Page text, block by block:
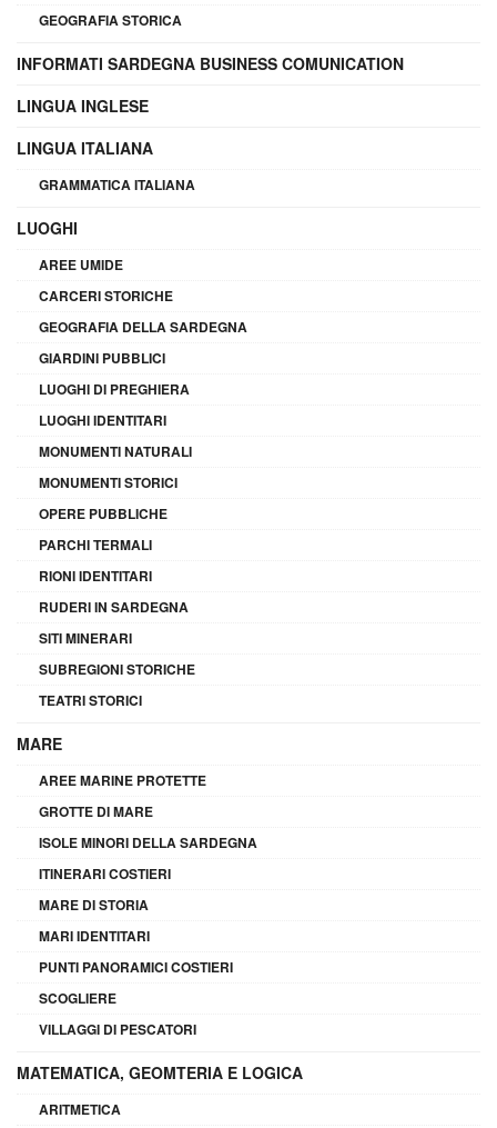
GEOGRAFIA STORICA
INFORMATI SARDEGNA BUSINESS COMUNICATION
LINGUA INGLESE
LINGUA ITALIANA
GRAMMATICA ITALIANA
LUOGHI
AREE UMIDE
CARCERI STORICHE
GEOGRAFIA DELLA SARDEGNA
GIARDINI PUBBLICI
LUOGHI DI PREGHIERA
LUOGHI IDENTITARI
MONUMENTI NATURALI
MONUMENTI STORICI
OPERE PUBBLICHE
PARCHI TERMALI
RIONI IDENTITARI
RUDERI IN SARDEGNA
SITI MINERARI
SUBREGIONI STORICHE
TEATRI STORICI
MARE
AREE MARINE PROTETTE
GROTTE DI MARE
ISOLE MINORI DELLA SARDEGNA
ITINERARI COSTIERI
MARE DI STORIA
MARI IDENTITARI
PUNTI PANORAMICI COSTIERI
SCOGLIERE
VILLAGGI DI PESCATORI
MATEMATICA, GEOMTERIA E LOGICA
ARITMETICA